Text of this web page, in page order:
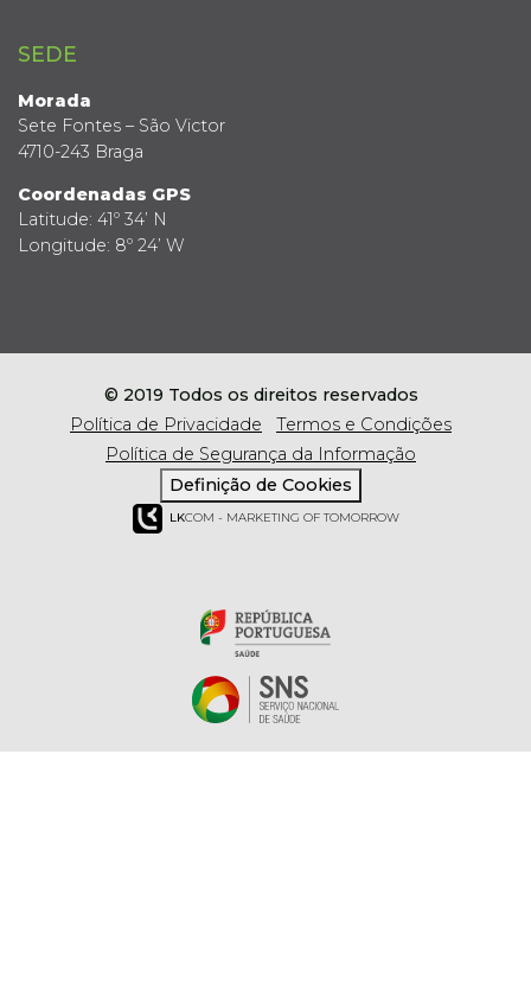
SEDE
Morada
Sete Fontes – São Victor
4710-243 Braga
Coordenadas GPS
Latitude: 41º 34’ N
Longitude: 8º 24’ W
© 2019 Todos os direitos reservados
Política de Privacidade
Termos e Condições
Política de Segurança da Informação
Definição de Cookies
LKCOM - MARKETING OF TOMORROW